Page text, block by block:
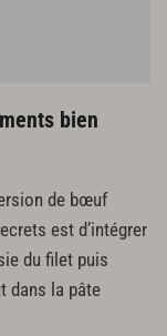
bien
de bœuf
est d’intégrer
du filet puis
dans la pâte